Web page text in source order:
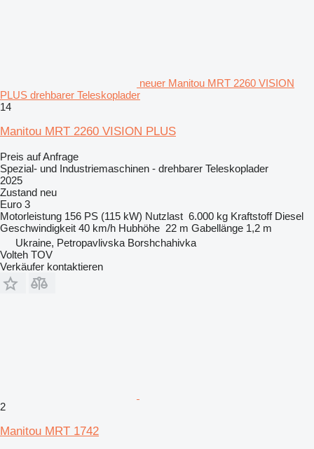
neuer Manitou MRT 2260 VISION
PLUS drehbarer Teleskoplader
14
Manitou MRT 2260 VISION PLUS
Preis auf Anfrage
Spezial- und Industriemaschinen - drehbarer Teleskoplader
2025
Zustand neu
Euro 3
Motorleistung 156 PS (115 kW) Nutzlast 6.000 kg Kraftstoff Diesel
Geschwindigkeit 40 km/h Hubhöhe 22 m Gabellänge 1,2 m
Ukraine, Petropavlivska Borshchahivka
Volteh TOV
Verkäufer kontaktieren
2
Manitou MRT 1742